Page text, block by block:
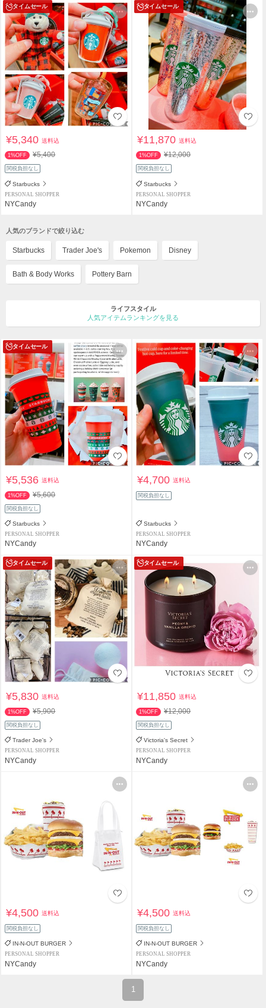
タイムセール
¥5,340送料込
1%OFF ¥5,400
関税負担なし
Starbucks
PERSONAL SHOPPER
NYCandy
タイムセール
¥11,870送料込
1%OFF ¥12,000
関税負担なし
Starbucks
PERSONAL SHOPPER
NYCandy
人気のブランドで絞り込む
Starbucks Trader Joe's Pokemon Disney
Bath & Body Works Pottery Barn
ライフスタイル
人気アイテムランキングを見る
タイムセール
¥5,536送料込
1%OFF ¥5,600
関税負担なし
Starbucks
PERSONAL SHOPPER
NYCandy
¥4,700送料込
関税負担なし
Starbucks
PERSONAL SHOPPER
NYCandy
タイムセール
¥5,830送料込
1%OFF ¥5,900
関税負担なし
Trader Joe's
PERSONAL SHOPPER
NYCandy
タイムセール
¥11,850送料込
1%OFF ¥12,000
関税負担なし
Victoria's Secret
PERSONAL SHOPPER
NYCandy
¥4,500送料込
関税負担なし
IN-N-OUT BURGER
PERSONAL SHOPPER
NYCandy
¥4,500送料込
関税負担なし
IN-N-OUT BURGER
PERSONAL SHOPPER
NYCandy
1